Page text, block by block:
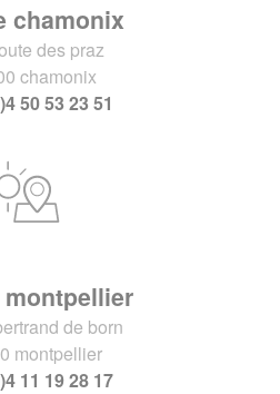
chamonix
des praz
chamonix
50 53 23 51
de born
montpellier
11 19 28 17